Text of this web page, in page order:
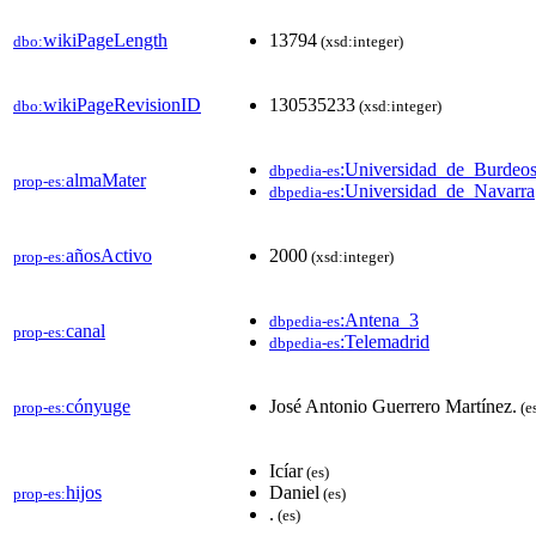
dbo:wikiPageLength 13794 (xsd:integer)
dbo:wikiPageRevisionID 130535233 (xsd:integer)
prop-es:almaMater dbpedia-es:Universidad_de_Burdeos
dbpedia-es:Universidad_de_Navarra
prop-es:añosActivo 2000 (xsd:integer)
prop-es:canal dbpedia-es:Antena_3
dbpedia-es:Telemadrid
prop-es:cónyuge José Antonio Guerrero Martínez.
prop-es:hijos
Icíar(es)
Daniel (es)
. (es)